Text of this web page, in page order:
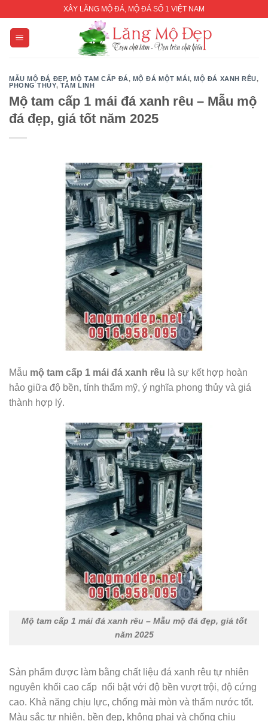
content
XÂY LĂNG MỘ ĐÁ, MỘ ĐÁ SỐ 1 VIỆT NAM
MẪU MỘ ĐÁ ĐẸP,MỘ TAM CẤP ĐÁ, MỘ ĐÁ MỘT MÁI,MỘ ĐÁ XANH RÊU,
PHONG THỦY, TÂM LINH
Mộ tam cấp 1 mái đá xanh rêu – Mẫu mộ
đá đẹp, giá tốt năm 2025
Mẫu mộ tam cấp 1 mái đá xanh rêu là sự kết hợp hoàn
hảo giữa độ bền, tính thẩm mỹ, ý nghĩa phong thủy và giá
thành hợp lý.
Mộ tam cấp 1 mái đá xanh rêu – Mẫu mộ đá đẹp, giá tốt
năm 2025
Sản phẩm được làm bằng chất liệu đá xanh rêu tự nhiên
nguyên khối cao cấp nổi bật với độ bền vượt trội, độ cứng
cao. Khả năng chịu lực, chống mài mòn và thấm nước tốt.
Màu sắc tự nhiên, bền đẹp, không phai và chống chịu